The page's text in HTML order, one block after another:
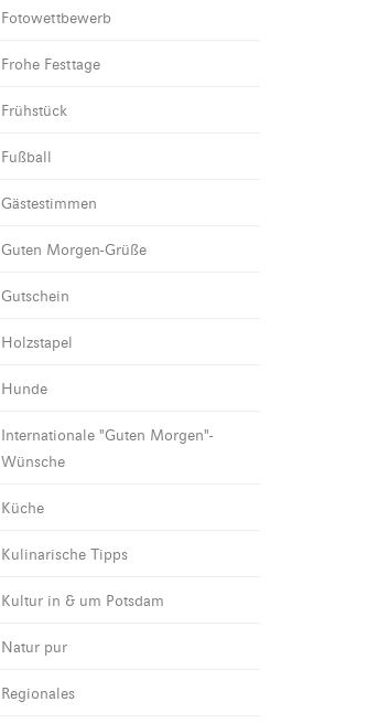
Fotowettbewerb
Frohe Festtage
Frühstück
Fußball
Gästestimmen
Guten Morgen-Grüße
Gutschein
Holzstapel
Hunde
Internationale "Guten Morgen"-
Wünsche
Küche
Kulinarische Tipps
Kultur in & um Potsdam
Natur pur
Regionales